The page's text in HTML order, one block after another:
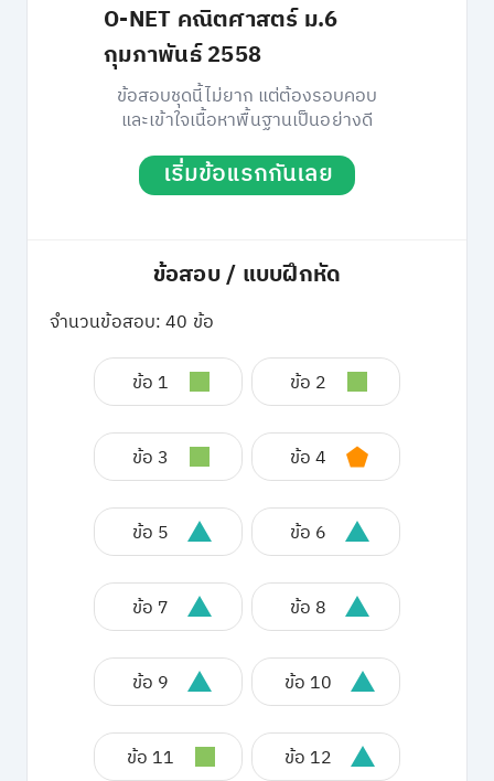
O-NET คณิตศาสตร์ ม.6
กุมภาพันธ์ 2558
ข้อสอบชุดนี้ไม่ยาก แต่ต้องรอบคอบ
และเข้าใจเนื้อหาพื้นฐานเป็นอย่างดี
เริ่มข้อแรกกันเลย
ข้อสอบ / แบบฝึกหัด
จำนวนข้อสอบ: 40 ข้อ
ข้อ 1 ข้อ 2
ข้อ 3 ข้อ 4
ข้อ 5 ข้อ 6
ข้อ 7 ข้อ 8
ข้อ 9 ข้อ 10
ข้อ 11 ข้อ 12